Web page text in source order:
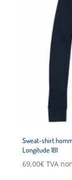
Sweat-shirt
Longitude 181
69,00€ TVA